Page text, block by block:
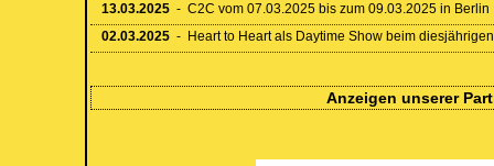
13.03.2025 - C2C vom 07.03.2025 bis zum 09.03.2025 in Berlin
02.03.2025 - Heart to Heart als Daytime Show beim
Anzeigen unserer